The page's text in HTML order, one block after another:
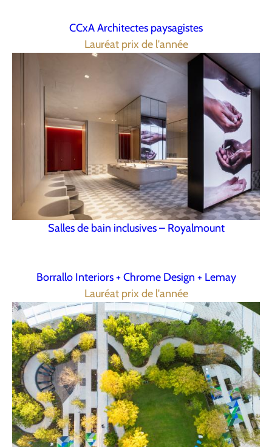
CCxA Architectes paysagistes
Lauréat prix de l'année
Salles de bain inclusives – Royalmount
Borrallo Interiors + Chrome Design + Lemay
Lauréat prix de l'année